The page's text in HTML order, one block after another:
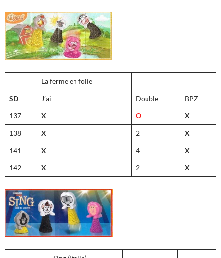
La ferme en folie
SD J’ai Double BPZ
137 X O X
138 X 2 X
141 X 4 X
142 X 2 X